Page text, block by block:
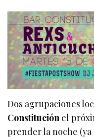
Dos agrupaciones
Constitución el
prender la noche